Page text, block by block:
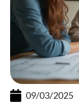
09/03/2025